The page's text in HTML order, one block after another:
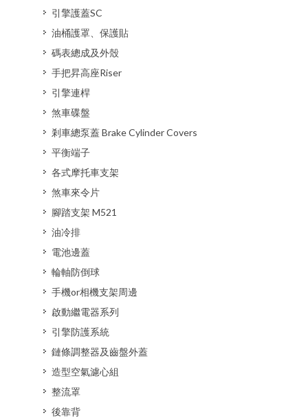
引擎護蓋SC
油桶護罩、保護貼
碼表總成及外殼
手把昇高座Riser
引擎連桿
煞車碟盤
剎車總泵蓋 Brake Cylinder Covers
平衡端子
各式摩托車支架
煞車來令片
腳踏支架 M521
油冷排
電池邊蓋
輪軸防倒球
手機or相機支架周邊
啟動繼電器系列
引擎防護系統
鏈條調整器及齒盤外蓋
造型空氣濾心組
整流罩
後靠背